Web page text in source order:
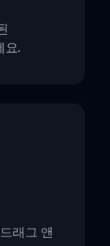
요.
래그 앤